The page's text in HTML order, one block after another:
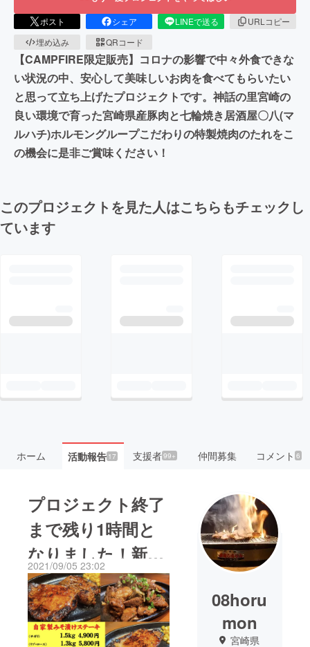
ポスト シェア LINEで送る
URLコピー
埋め込み
QRコード
【CAMPFIRE限定販売】コロナの影響で中々外食できな
い状況の中、安心して美味しいお肉を食べてもらいたい
と思って立ち上げたプロジェクトです。神話の里宮崎の
良い環境で育った宮崎県産豚肉と七輪焼き居酒屋〇八(マ
ルハチ)ホルモングループこだわりの特製焼肉のたれをこ
の機会に是非ご賞味ください！
このプロジェクトを見た人はこちらもチェックし
ています
ホーム 活動報告17 支援者99+ 仲間募集 コメント6
プロジェクト終了
まで残り1時間と
なりました！新プ
ロジェクトの応
援、どうぞ宜しく
お願い致します！
2021/09/05 23:02
08horu
mon
宮崎県